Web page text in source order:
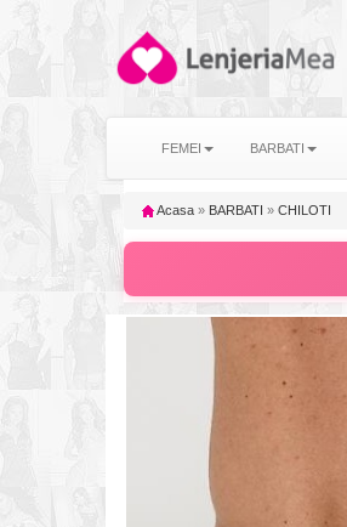
FEMEI BARBATI
Acasa » BARBATI » CHILOTI